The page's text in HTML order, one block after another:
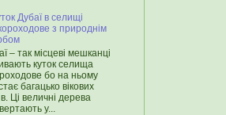
Дубаї в селищі
з природнім
– так місцеві мешканці
куток селища
бо на ньому
багацько вікових
Ці величні дерева
у...